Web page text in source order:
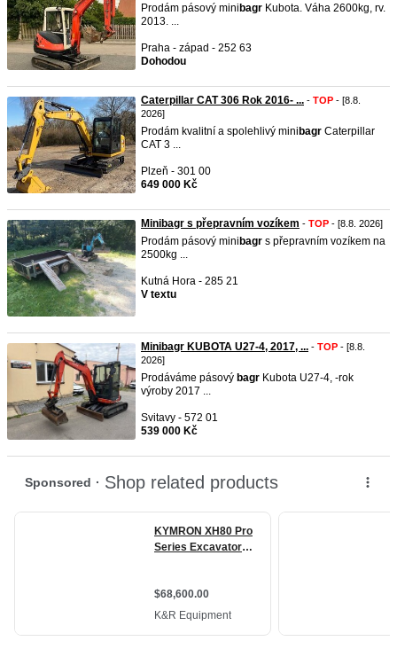
Prodám pásový mini bagr Kubota. Váha 2600kg, rv.
2013. ...
Praha - západ - 252 63
Dohodou
Caterpillar CAT 306 Rok 2016- ... - TOP - [8.8.
2026]
Prodám kvalitní a spolehlivý mini bagr Caterpillar
CAT 3 ...
Plzeň - 301 00
649 000 Kč
Minibagr s přepravním vozíkem - TOP - [8.8. 2026]
Prodám pásový mini bagr s přepravním vozíkem na
2500kg ...
Kutná Hora - 285 21
V textu
Minibagr KUBOTA U27-4, 2017, ... - TOP - [8.8.
2026]
Prodáváme pásový bagr Kubota U27-4, -rok
výroby 2017 ...
Svitavy - 572 01
539 000 Kč